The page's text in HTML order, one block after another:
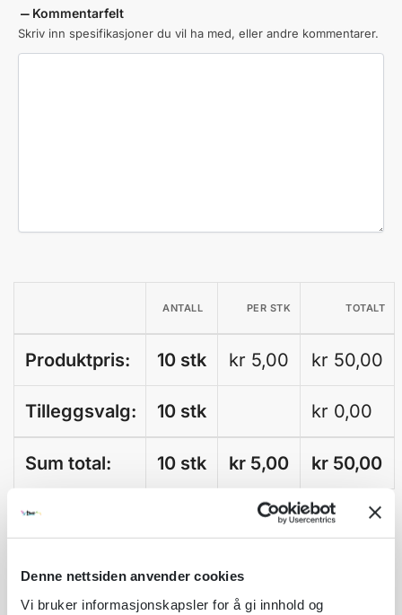
Denne nettsiden anvender cookies
Vi bruker informasjonskapsler for å gi innhold og
Kommentarfelt
Skriv inn spesifikasjoner du vil ha med, eller andre kommentarer.
ANTALL PER STK TOTALT
Produktpris: 10 stk kr 5,00 kr 50,00
Tilleggsvalg: 10 stk kr 0,00
Sum total: 10 stk kr 5,00 kr 50,00
A
l
Fri frakt på nettordrer over kr 2 500!
Kvantumsrabatt mange av våre produkter